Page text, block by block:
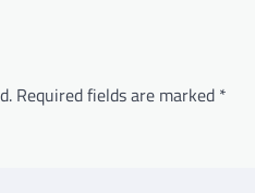
Required fields are marked *